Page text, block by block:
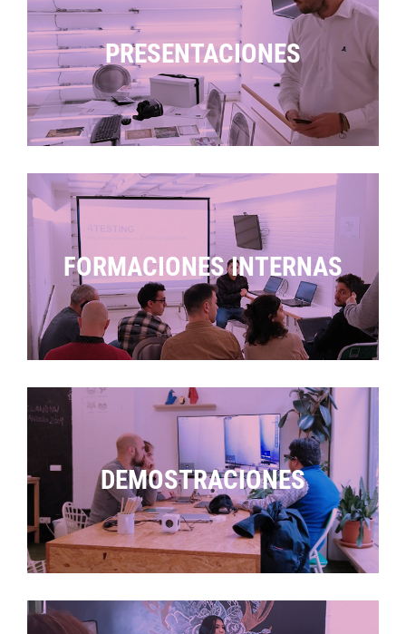
PRESENTACIONES
FORMACIONES INTERNAS
DEMOSTRACIONES